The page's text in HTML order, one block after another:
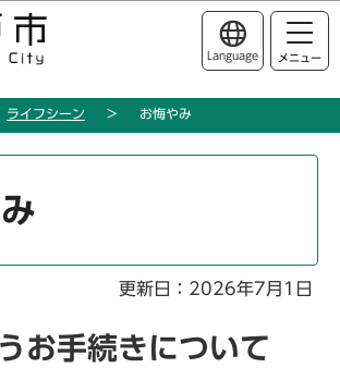
このページの本文へ移動
Language メニュー
ライフシーン お悔やみ
更新日：2026年7月1日
お手続きについて